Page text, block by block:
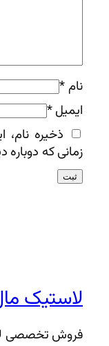
نام*
ایمیل*
ذخیره نام،
زمانی که
لاستیک
فروش تخصصی